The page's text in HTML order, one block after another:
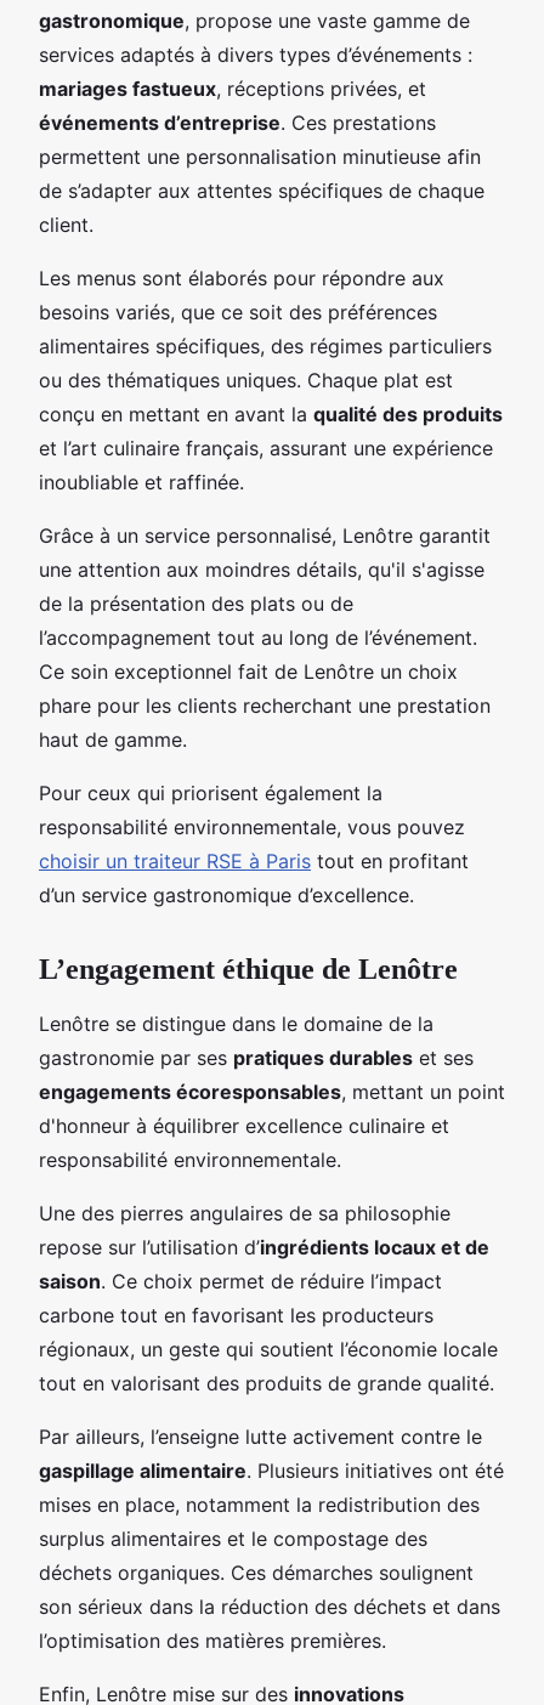
gastronomique, propose une vaste gamme de
services adaptés à divers types d’événements :
mariages fastueux, réceptions privées, et
événements d’entreprise. Ces prestations
permettent une personnalisation minutieuse afin
de s’adapter aux attentes spécifiques de chaque
client.
Les menus sont élaborés pour répondre aux
besoins variés, que ce soit des préférences
alimentaires spécifiques, des régimes particuliers
ou des thématiques uniques. Chaque plat est
conçu en mettant en avant la qualité des produits
et l’art culinaire français, assurant une expérience
inoubliable et raffinée.
Grâce à un service personnalisé, Lenôtre garantit
une attention aux moindres détails, qu'il s'agisse
de la présentation des plats ou de
l’accompagnement tout au long de l’événement.
Ce soin exceptionnel fait de Lenôtre un choix
phare pour les clients recherchant une prestation
haut de gamme.
Pour ceux qui priorisent également la
responsabilité environnementale, vous pouvez
choisir un traiteur RSE à Paris tout en profitant
d’un service gastronomique d’excellence.
L’engagement éthique de Lenôtre
Lenôtre se distingue dans le domaine de la
gastronomie par ses pratiques durables et ses
engagements écoresponsables, mettant un point
d'honneur à équilibrer excellence culinaire et
responsabilité environnementale.
Une des pierres angulaires de sa philosophie
repose sur l’utilisation d’ingrédients locaux et de
saison. Ce choix permet de réduire l’impact
carbone tout en favorisant les producteurs
régionaux, un geste qui soutient l’économie locale
tout en valorisant des produits de grande qualité.
Par ailleurs, l’enseigne lutte activement contre le
gaspillage alimentaire. Plusieurs initiatives ont été
mises en place, notamment la redistribution des
surplus alimentaires et le compostage des
déchets organiques. Ces démarches soulignent
son sérieux dans la réduction des déchets et dans
l’optimisation des matières premières.
Enfin, Lenôtre mise sur des innovations